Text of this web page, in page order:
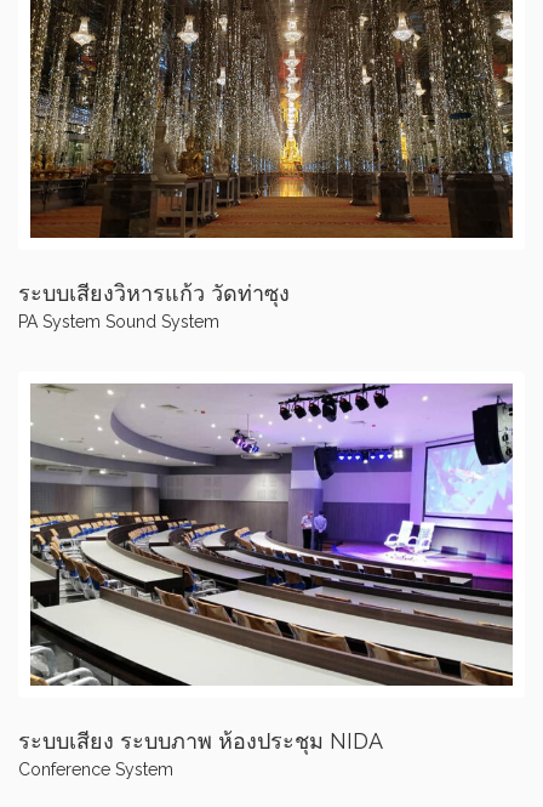
ระบบเสียงวิหารแก้ว วัดท่าซุง
PA System Sound System
ระบบเสียง ระบบภาพ ห้องประชุม NIDA
Conference System